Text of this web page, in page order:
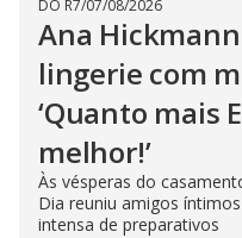
DO R7/07/08/2026
Ana
lingerie com
‘Quanto mais
melhor!’
Às vésperas do
Dia reuniu amigos
intensa de preparativos